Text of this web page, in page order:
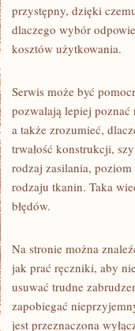
przystępny, dzięki
dlaczego wybór
kosztów użytkowania.
Serwis może być
pozwalają lepiej
a także zrozumieć,
trwałość konstrukcji,
rodzaj zasilania,
rodzaju tkanin. Taka
błędów.
Na stronie można
jak prać ręczniki, aby
usuwać trudne
zapobiegać
jest przeznaczona